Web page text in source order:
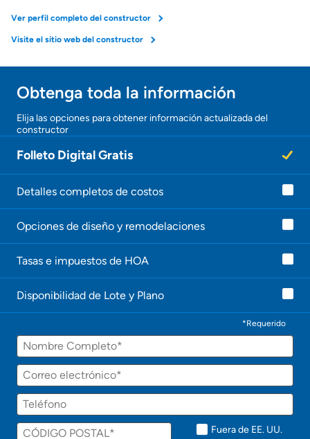
Obtener ofertas por mi casa
Ver perfil completo del constructor
Visite el sitio web del constructor
Obtenga toda la información
Elija las opciones para obtener información actualizada del
constructor
Folleto Digital Gratis
Detalles completos de costos
Opciones de diseño y remodelaciones
Tasas e impuestos de HOA
Disponibilidad de Lote y Plano
*Requerido
Fuera de EE. UU.